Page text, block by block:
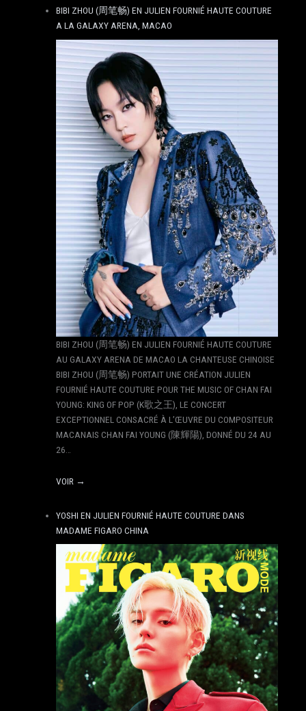
BIBI ZHOU (周笔畅) EN JULIEN FOURNIÉ HAUTE COUTURE
A LA GALAXY ARENA, MACAO
BIBI ZHOU (周笔畅) EN JULIEN FOURNIÉ HAUTE COUTURE
AU GALAXY ARENA DE MACAO LA CHANTEUSE CHINOISE
BIBI ZHOU (周笔畅) PORTAIT UNE CRÉATION JULIEN
FOURNIÉ HAUTE COUTURE POUR THE MUSIC OF CHAN FAI
YOUNG: KING OF POP (K歌之王), LE CONCERT
EXCEPTIONNEL CONSACRÉ À L’ŒUVRE DU COMPOSITEUR
MACANAIS CHAN FAI YOUNG (陳輝陽), DONNÉ DU 24 AU
26…
VOIR →
YOSHI EN JULIEN FOURNIÉ HAUTE COUTURE DANS
MADAME FIGARO CHINA